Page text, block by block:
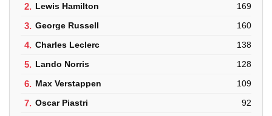
2. Lewis Hamilton 169
3. George Russell 160
4. Charles Leclerc 138
5. Lando Norris 128
6. Max Verstappen 109
7. Oscar Piastri 92